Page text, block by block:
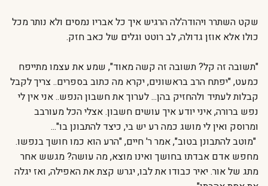
שקט השתרר ויהודה'לה הרגיש איך כל אבריו נמסים ולא נותר מכל
כולו אלא אוזן גדולה, לב רוטט וגלים של כאב חזק.
"תשובה זה קל? תשובה זה קשה מאוד", שמע את עצמו מתייפח
כמעט, "יפתח הרב בראשונים, יקרא מה כתוב בספרים.. צריך לקבל
קבלות לעתיד ולהחזיק בהן... לערוך את חשבון הנפש.. אני אין לי
נפש ברורה, איני יודע איך עושים חשבון. אצלי הכל מעורבב
ומרוסק ואין לי מושג כמה רע יש בי, כיצד להתבונן בו"...
"מוטב להתבונן בטוב", אמר ר' חיים, "הרע הוא כמו חושך בנפשו.
מחפש אדם אבדתו בחושך ואינו מוצא, מה עושה? מגשש אחר
מתג של אור. יאיר כבודו את לבו, יגרש קצת את האפילה, ואז יגלה